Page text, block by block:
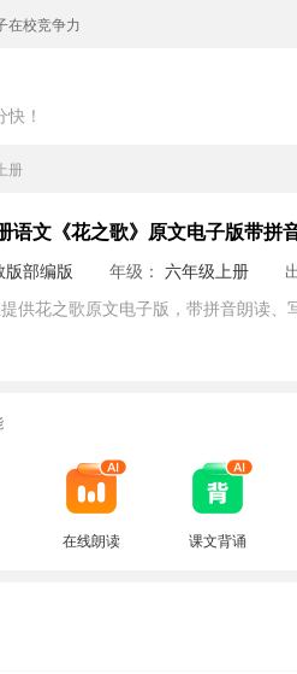
在校竞争力
！
册
语文《花之歌》原文电子版带拼
版部编版 年级： 六年级上册
供花之歌原文电子版，带拼音朗读
在线朗读 课文背诵